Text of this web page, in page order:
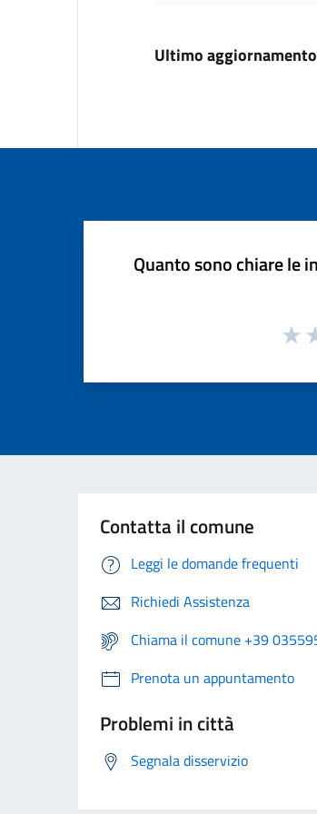
Ultimo aggiornamento
Quanto sono chiare le
Contatta il comune
Leggi le domande frequenti
Richiedi Assistenza
Chiama il comune +39
Prenota un appuntamento
Problemi in città
Segnala disservizio